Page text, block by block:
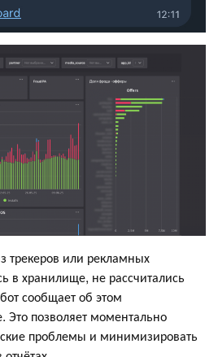
трекеров или рекламных
в хранилище, не рассчитались
сообщает об этом
Это позволяет моментально
проблемы и минимизировать